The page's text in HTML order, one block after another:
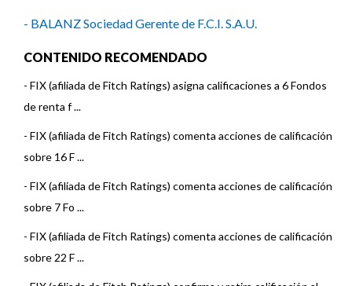
- BALANZ Sociedad Gerente de F.C.I. S.A.U.
- Bancor Fondos Sociedad Gerente de Fondos Comunes de
- BMA Asset Management SAU
- Delta Asset Management S.A.
- Ciclo Nova Asset Management S.A.
- Macro Fondos S.G.F.C.I.S.A.
- Max Capital Asset Management S.A.
CONTENIDO RECOMENDADO
- FIX (afiliada de Fitch Ratings) asigna calificaciones a 6 Fondos
de renta f ...
- FIX (afiliada de Fitch Ratings) comenta acciones de calificación
sobre 16 F ...
- FIX (afiliada de Fitch Ratings) comenta acciones de calificación
sobre 7 Fo ...
- FIX (afiliada de Fitch Ratings) comenta acciones de calificación
sobre 22 F ...